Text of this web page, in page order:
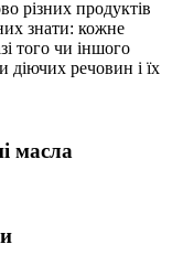
різних продуктів
знати: кожне
того чи іншого
діючих речовин і їх
масла